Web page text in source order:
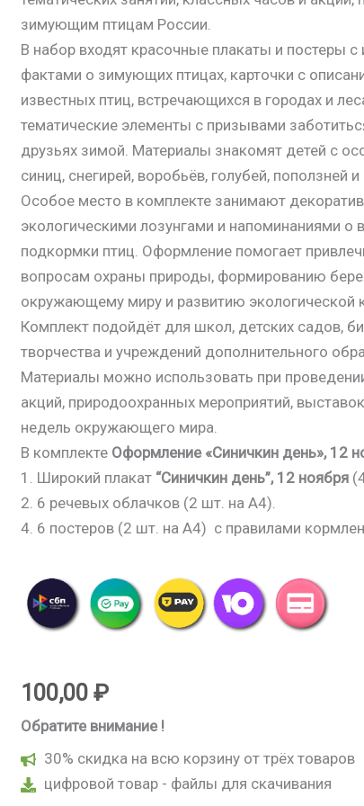
зимующим птицам России.
В набор входят красочные плакаты и постеры с
фактами о зимующих птицах, карточки с
известных птиц, встречающихся в городах и
тематические элементы с призывами
друзьях зимой. Материалы знакомят детей с
синиц, снегирей, воробьёв, голубей, поползней и
Особое место в комплекте занимают
экологическими лозунгами и напоминаниями о
подкормки птиц. Оформление помогает
вопросам охраны природы, формированию
окружающему миру и развитию экологической
Комплект подойдёт для школ, детских садов,
творчества и учреждений дополнительного
Материалы можно использовать при
акций, природоохранных мероприятий,
недель окружающего мира.
В комплекте Оформление «Синичкин день», 12
1. Широкий плакат “Синичкин день”, 12 ноября
2. 6 речевых облачков (2 шт. на А4).
4. 6 постеров (2 шт. на А4) с правилами
100,00₽
Обратите внимание !
30% скидка на всю корзину от трёх товаров
цифровой товар - файлы для скачивания